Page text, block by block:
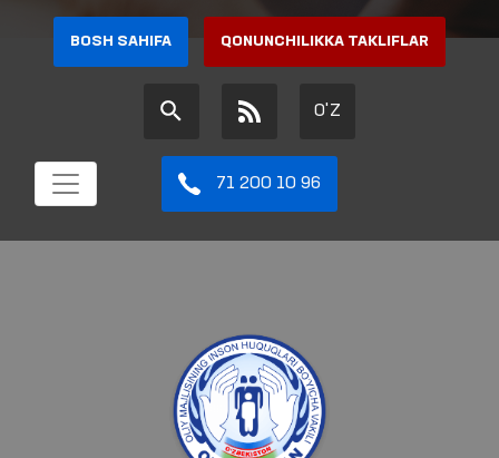
BOSH SAHIFA QONUNCHILIKKA TAKLIFLAR
O'Z
71 200 10 96